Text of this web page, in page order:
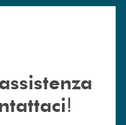
Contattaci !
assistenza
!